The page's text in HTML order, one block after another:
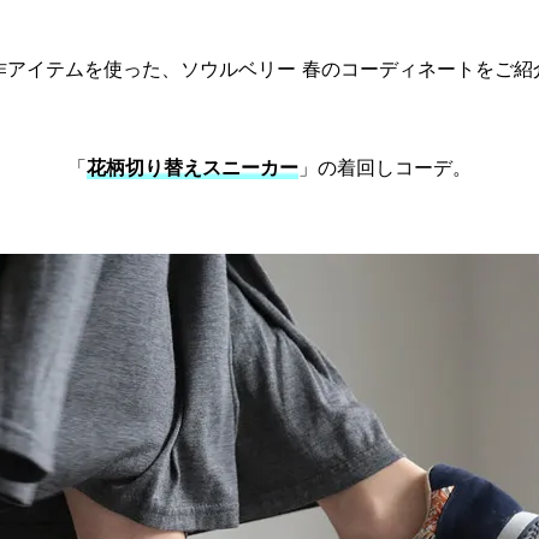
アイテムを使った、ソウルベリー 春のコーディネートをご紹
「 花柄切り替えスニーカー 」の着回しコーデ。